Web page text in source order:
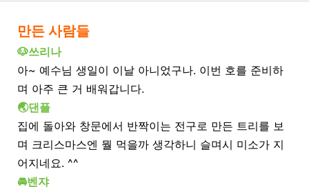
만든 사람들
🐶쓰리나
아~ 예수님 생일이 이날 아니었구나. 이번 호를 준비하
며 아주 큰 거 배워갑니다.
🌏댄플
집에 돌아와 창문에서 반짝이는 전구로 만든 트리를 보
며 크리스마스엔 뭘 먹을까 생각하니 슬며시 미소가 지
어지네요. ^^
🚘벤쟈